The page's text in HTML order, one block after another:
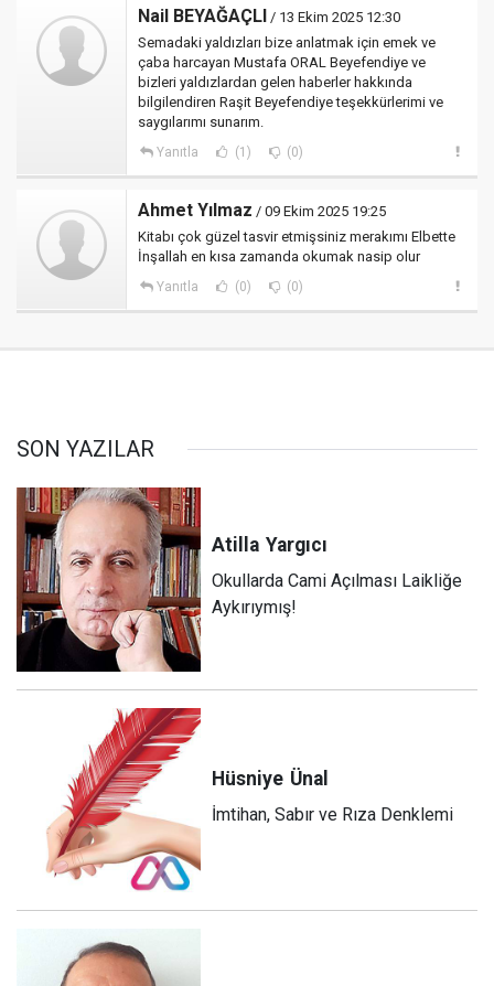
Nail BEYAĞAÇLI / 13 Ekim 2025 12:30
Semadaki yaldızları bize anlatmak için emek ve
çaba harcayan Mustafa ORAL Beyefendiye ve
bizleri yaldızlardan gelen haberler hakkında
bilgilendiren Raşit Beyefendiye teşekkürlerimi ve
saygılarımı sunarım.
Yanıtla (1) (0)
Ahmet Yılmaz / 09 Ekim 2025 19:25
Kitabı çok güzel tasvir etmişsiniz merakımı Elbette
İnşallah en kısa zamanda okumak nasip olur
Yanıtla (0) (0)
SON YAZILAR
Atilla Yargıcı
Okullarda Cami Açılması Laikliğe
Aykırıymış!
Hüsniye Ünal
İmtihan, Sabır ve Rıza Denklemi